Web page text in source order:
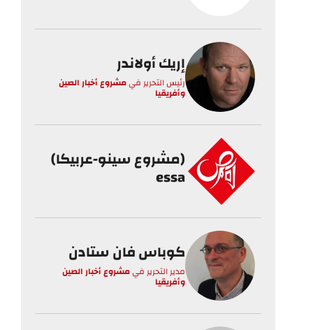
إريك أولاندر
رئيس التحرير فيمشروع أخبار الصين
وأفريقيا
(مشروع سينو-عربيكا)
essa
كوباس فان ستادن
مدير التحرير فيمشروع أخبار الصين
وأفريقيا